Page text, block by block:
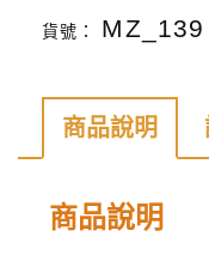
雜
第
133
期
貨號： MZ_139
商品說明
商品說明